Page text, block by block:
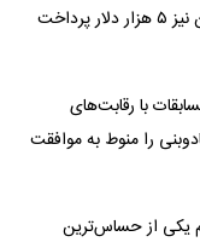
به برندگان این مسابقات ۱۰ هزار دلار و به بازندگان نیز ۵ هزار دلار پرداخت
با رقابت‌های
را منوط به موافقت
یکی از حساس‌ترین